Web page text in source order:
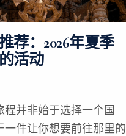
荐：2026年夏季
活动
程并非始于选择一个国
一件让你想要前往那里的